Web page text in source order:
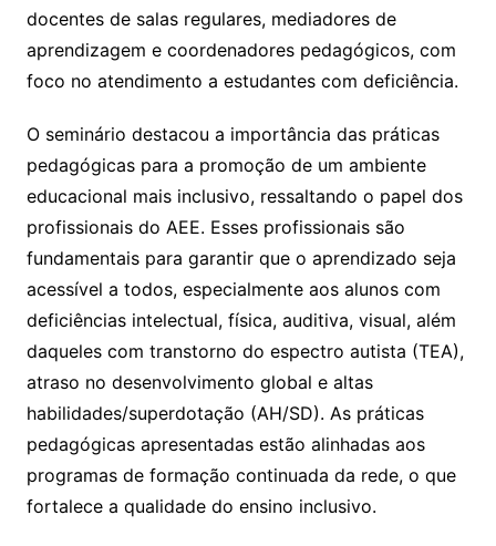
docentes de salas regulares, mediadores de
aprendizagem e coordenadores pedagógicos, com
foco no atendimento a estudantes com deficiência.
O seminário destacou a importância das práticas
pedagógicas para a promoção de um ambiente
educacional mais inclusivo, ressaltando o papel dos
profissionais do AEE. Esses profissionais são
fundamentais para garantir que o aprendizado seja
acessível a todos, especialmente aos alunos com
deficiências intelectual, física, auditiva, visual, além
daqueles com transtorno do espectro autista (TEA),
atraso no desenvolvimento global e altas
habilidades/superdotação (AH/SD). As práticas
pedagógicas apresentadas estão alinhadas aos
programas de formação continuada da rede, o que
fortalece a qualidade do ensino inclusivo.